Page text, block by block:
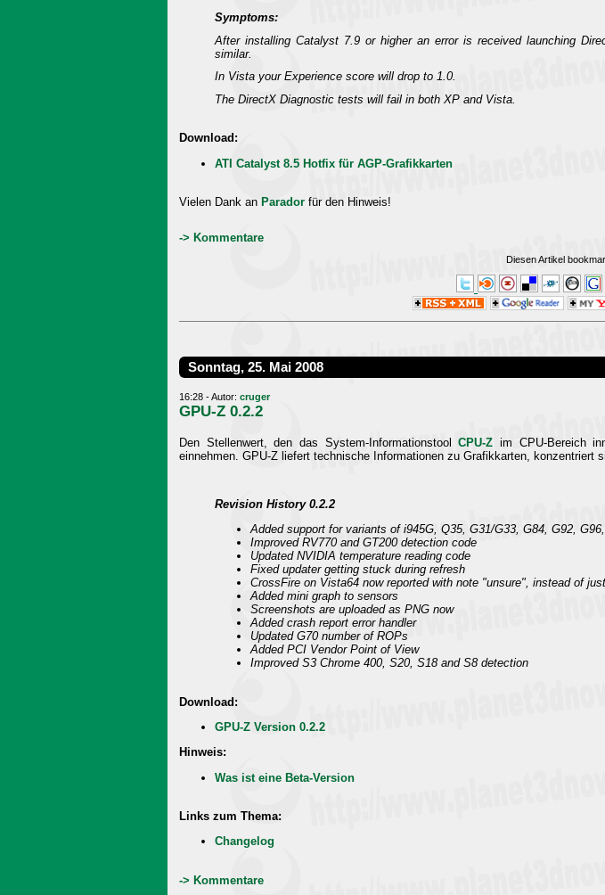
Symptoms:
After installing Catalyst 7.9 or higher an error is received launching
similar.
In Vista your Experience score will drop to 1.0.
The DirectX Diagnostic tests will fail in both XP and Vista.
Download:
ATI Catalyst 8.5 Hotfix für AGP-Grafikkarten
Vielen Dank an Parador für den Hinweis!
-> Kommentare
Diesen Artikel
Sonntag, 25. Mai 2008
16:28 - Autor: cruger
GPU-Z 0.2.2
Den Stellenwert, den das System-InformationstoolCPU-Z im CPU-Bereich
einnehmen. GPU-Z liefert technische Informationen zu Grafikkarten, konzentriert
Revision History 0.2.2
Added support for variants of i945G, Q35, G31/G33, G84, G92,
Improved RV770 and GT200 detection code
Updated NVIDIA temperature reading code
Fixed updater getting stuck during refresh
CrossFire on Vista64 now reported with note "unsure", instead of
Added mini graph to sensors
Screenshots are uploaded as PNG now
Added crash report error handler
Updated G70 number of ROPs
Added PCI Vendor Point of View
Improved S3 Chrome 400, S20, S18 and S8 detection
Download:
GPU-Z Version 0.2.2
Hinweis:
Was ist eine Beta-Version
Links zum Thema:
Changelog
-> Kommentare